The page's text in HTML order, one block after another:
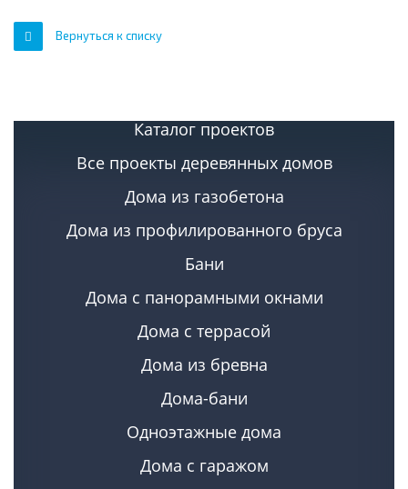
Вернуться к списку
Каталог проектов
Все проекты деревянных домов
Дома из газобетона
Дома из профилированного бруса
Бани
Дома с панорамными окнами
Дома с террасой
Дома из бревна
Дома-бани
Одноэтажные дома
Дома с гаражом